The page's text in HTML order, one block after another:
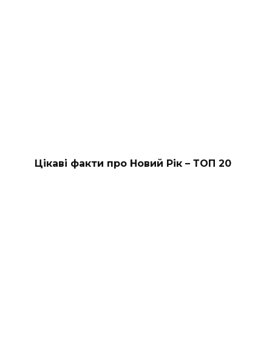
Цікаві факти про Новий Рік – ТОП 20